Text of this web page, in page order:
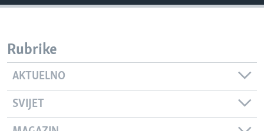
Rubrike
AKTUELNO
SVIJET